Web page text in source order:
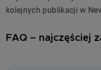
kolejnych publikacji w
FAQ – najczęściej